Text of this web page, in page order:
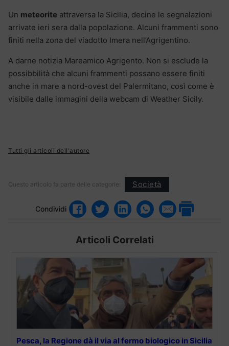
Un meteorite attraversa la Sicilia, decine le segnalazioni
arrivate ieri sera dalla popolazione. Alcuni frammenti sono
finiti nella zona del viadotto Imera nell’Agrigentino.
A darne notizia Mareamico Agrigento. Non si esclude la
possibbilità che alcuni frammenti possano essere finiti
anche in mare a nord-ovest del Palermitano, così come è
visibile dalle immagini della webcam di Weather Sicily.
Tutti gli articoli dell'autore
Questo articolo fa parte delle categorie: Società
Condividi
Articoli Correlati
Pesca, la Regione dà il via al fermo biologico in Sicilia